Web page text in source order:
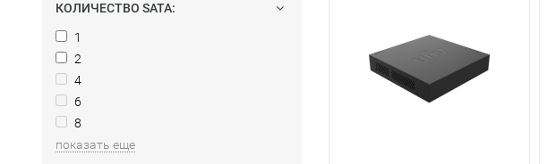
КОЛИЧЕСТВО SATA:
1
2
4
6
8
показать еще